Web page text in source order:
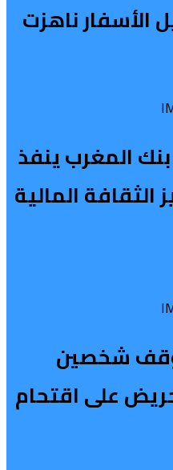
الأسفار ناهزت
المغرب ينفذ
الثقافة المالية
شخصين
على اقتحام